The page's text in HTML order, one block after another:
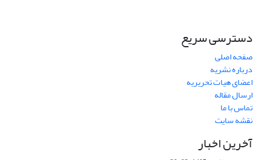
دسترسی سریع
صفحه اصلی
درباره نشریه
اعضای هیات تحریریه
ارسال مقاله
تماس با ما
نقشه سایت
آخرین اخبار